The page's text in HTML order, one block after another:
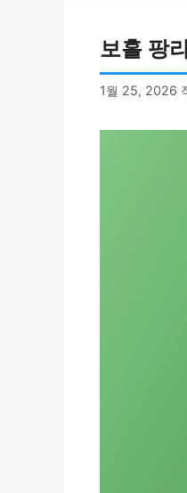
보홀 팡
1월 25, 2026